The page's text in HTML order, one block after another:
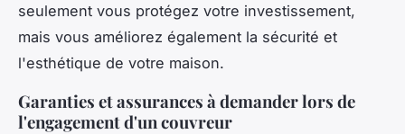
seulement vous protégez votre investissement,
mais vous améliorez également la sécurité et
l'esthétique de votre maison.
Garanties et assurances à demander lors de
l'engagement d'un couvreur